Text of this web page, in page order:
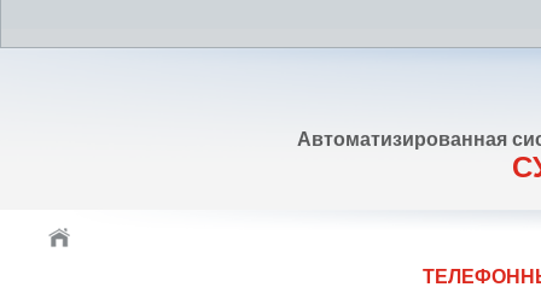
Автоматизированная